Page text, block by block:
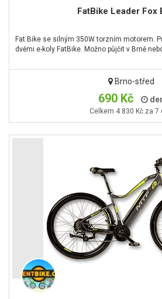
FatBike Leader Fox
Fat Bike se silným 350W torzním motorem.
dvěmi e-koly FatBike. Možno půjčit v Brně
Brno-střed
690 Kč
Celkem 4 830 Kč za 7